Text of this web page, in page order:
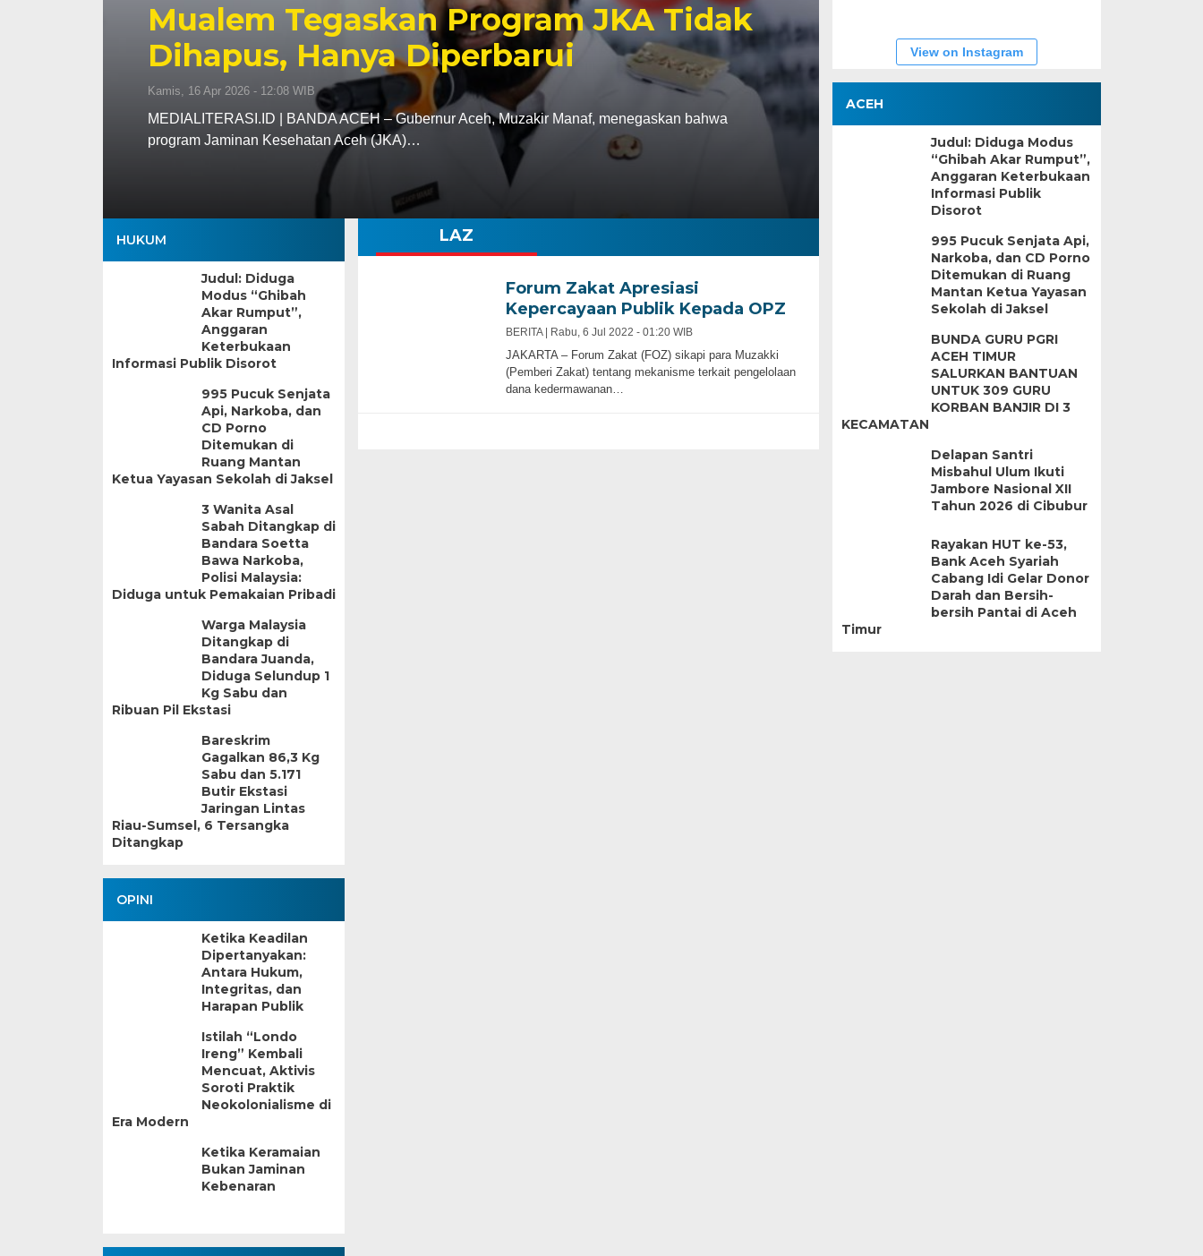
Mualem Tegaskan Program JKA Tidak
Dihapus, Hanya Diperbarui
Kamis, 16 Apr 2026 - 12:08 WIB
MEDIALITERASI.ID | BANDA ACEH – Gubernur Aceh, Muzakir Manaf, menegaskan bahwa
program Jaminan Kesehatan Aceh (JKA)…
HUKUM
Judul: Diduga
Modus “Ghibah
Akar Rumput”,
Anggaran
Keterbukaan
Informasi Publik Disorot
995 Pucuk Senjata
Api, Narkoba, dan
CD Porno
Ditemukan di
Ruang Mantan
Ketua Yayasan Sekolah di Jaksel
3 Wanita Asal
Sabah Ditangkap di
Bandara Soetta
Bawa Narkoba,
Polisi Malaysia:
Diduga untuk Pemakaian Pribadi
Warga Malaysia
Ditangkap di
Bandara Juanda,
Diduga Selundup 1
Kg Sabu dan
Ribuan Pil Ekstasi
Bareskrim
Gagalkan 86,3 Kg
Sabu dan 5.171
Butir Ekstasi
Jaringan Lintas
Riau-Sumsel, 6 Tersangka
Ditangkap
OPINI
Ketika Keadilan
Dipertanyakan:
Antara Hukum,
Integritas, dan
Harapan Publik
Istilah “Londo
Ireng” Kembali
Mencuat, Aktivis
Soroti Praktik
Neokolonialisme di
Era Modern
Ketika Keramaian
Bukan Jaminan
Kebenaran
LAZ
Forum Zakat Apresiasi
Kepercayaan Publik Kepada OPZ
BERITA | Rabu, 6 Jul 2022 - 01:20 WIB
JAKARTA – Forum Zakat (FOZ) sikapi para Muzakki
(Pemberi Zakat) tentang mekanisme terkait pengelolaan
dana kedermawanan…
View on Instagram
ACEH
Judul: Diduga Modus
“Ghibah Akar Rumput”,
Anggaran Keterbukaan
Informasi Publik
Disorot
995 Pucuk Senjata Api,
Narkoba, dan CD Porno
Ditemukan di Ruang
Mantan Ketua Yayasan
Sekolah di Jaksel
BUNDA GURU PGRI
ACEH TIMUR
SALURKAN BANTUAN
UNTUK 309 GURU
KORBAN BANJIR DI 3
KECAMATAN
Delapan Santri
Misbahul Ulum Ikuti
Jambore Nasional XII
Tahun 2026 di Cibubur
Rayakan HUT ke-53,
Bank Aceh Syariah
Cabang Idi Gelar Donor
Darah dan Bersih-
bersih Pantai di Aceh
Timur